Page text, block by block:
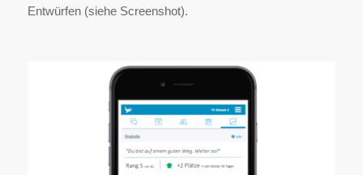
Entwürfen (siehe Screenshot).